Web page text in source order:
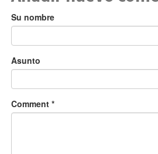
Su nombre
Asunto
Comment *